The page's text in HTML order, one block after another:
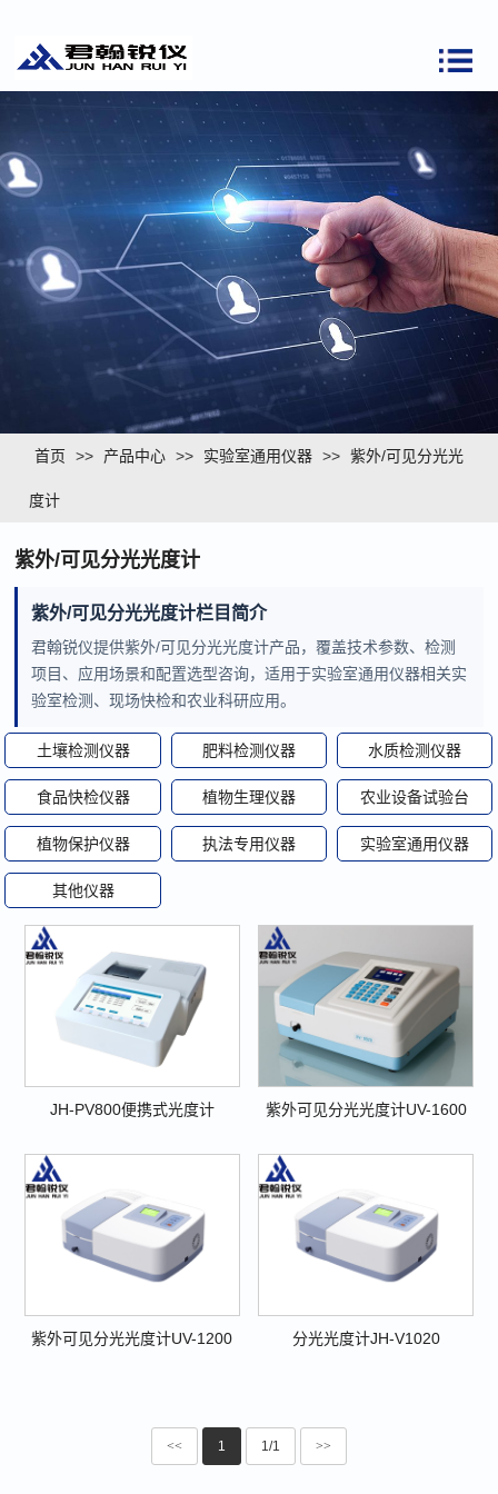
首页 >> 产品中心 >> 实验室通用仪器 >> 紫外/可见分光光
度计
紫外/可见分光光度计
紫外/可见分光光度计栏目简介
君翰锐仪提供紫外/可见分光光度计产品，覆盖技术参数、检测
项目、应用场景和配置选型咨询，适用于实验室通用仪器相关实
验室检测、现场快检和农业科研应用。
土壤检测仪器 肥料检测仪器 水质检测仪器
食品快检仪器 植物生理仪器 农业设备试验台
植物保护仪器 执法专用仪器 实验室通用仪器
其他仪器
JH-PV800便携式光度计 紫外可见分光光度计UV-1600
紫外可见分光光度计UV-1200 分光光度计JH-V1020
<< 1 1/1 >>